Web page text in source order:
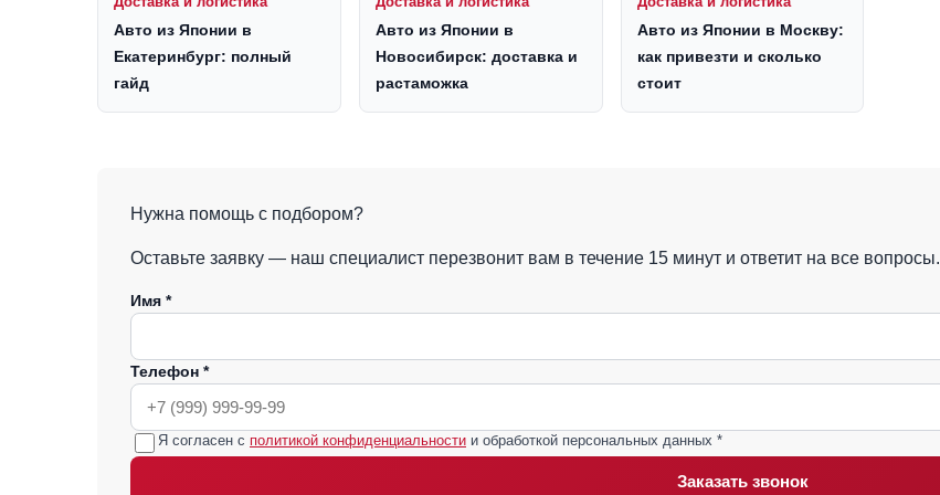
Авто из Японии в
Екатеринбург: полный
гайд
Авто из Японии в
Новосибирск: доставка и
растаможка
Авто из Японии в Москву:
как привезти и сколько
стоит
Нужна помощь с подбором?
Оставьте заявку — наш специалист перезвонит вам в течение 15 минут и ответит на все вопросы.
Имя *
Телефон *
Я согласен с политикой конфиденциальности и обработкой персональных данных *
Заказать звонок